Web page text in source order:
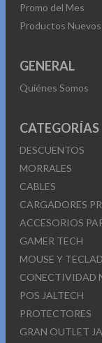
Promo del Mes
Productos Nuevos
GENERAL
Quiénes Somos
CATEGORÍAS
DESCUENTOS
MORRALES
CABLES
CARGADORES
ACCESORIOS
GAMER TECH
MOUSE Y
CONECTIVIDAD
POS JALTECH
PROTECTORES
GRAN OUTLET